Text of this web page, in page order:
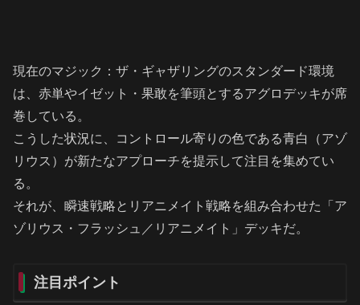
現在のマジック：ザ・ギャザリングのスタンダード環境
は、赤単やイゼット・果敢を筆頭とするアグロデッキが席
巻している。
こうした状況に、コントロール寄りの色である青白（アゾ
リウス）が新たなアプローチを提示して注目を集めてい
る。
それが、瞬速戦略とリアニメイト戦略を組み合わせた「ア
ゾリウス・フラッシュ／リアニメイト」デッキだ。
注目ポイント